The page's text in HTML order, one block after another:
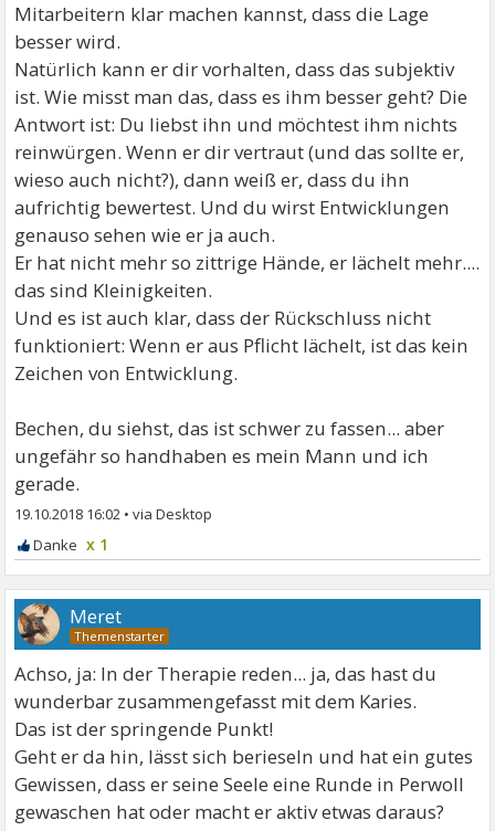
Mitarbeitern klar machen kannst, dass die Lage
besser wird.
Natürlich kann er dir vorhalten, dass das subjektiv
ist. Wie misst man das, dass es ihm besser geht? Die
Antwort ist: Du liebst ihn und möchtest ihm nichts
reinwürgen. Wenn er dir vertraut (und das sollte er,
wieso auch nicht?), dann weiß er, dass du ihn
aufrichtig bewertest. Und du wirst Entwicklungen
genauso sehen wie er ja auch.
Er hat nicht mehr so zittrige Hände, er lächelt mehr....
das sind Kleinigkeiten.
Und es ist auch klar, dass der Rückschluss nicht
funktioniert: Wenn er aus Pflicht lächelt, ist das kein
Zeichen von Entwicklung.
Bechen, du siehst, das ist schwer zu fassen... aber
ungefähr so handhaben es mein Mann und ich
gerade.
19.10.2018 16:02 •
x 1
Meret
Achso, ja: In der Therapie reden... ja, das hast du
wunderbar zusammengefasst mit dem Karies.
Das ist der springende Punkt!
Geht er da hin, lässt sich berieseln und hat ein gutes
Gewissen, dass er seine Seele eine Runde in Perwoll
gewaschen hat oder macht er aktiv etwas daraus?